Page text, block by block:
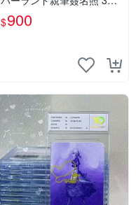
周邊照片 面簽正品 簽名照
周邊
$900